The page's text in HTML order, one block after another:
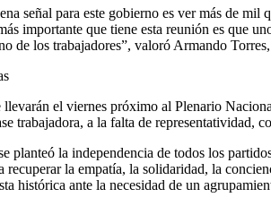
señal para este gobierno es ver más de
importante que tiene esta reunión es que
de los trabajadores”, valoró Armando
el viernes próximo al Plenario
trabajadora, a la falta de
planteó la independencia de todos los
recuperar la empatía, la solidaridad, la
histórica ante la necesidad de un